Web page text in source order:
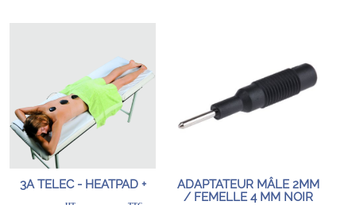
3A TELEC - HEATPAD +
ADAPTATEUR MÂLE 2MM
/ FEMELLE 4 MM NOIR